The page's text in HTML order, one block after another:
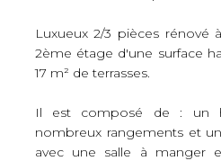
Luxueux 2/3 pièces rénové
2ème étage d'une surface
17 m² de terrasses.
Il est composé de : un
nombreux rangements et
avec une salle à manger